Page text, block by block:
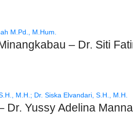
– Dr. Siti
Yussy Adelina